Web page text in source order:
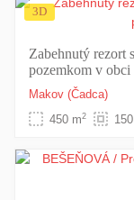
3D
Zabehnutý rezort
pozemkom v
Makov (Čadca)
450 m2